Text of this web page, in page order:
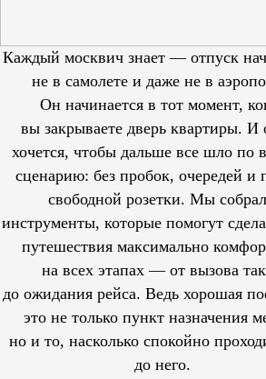
Каждый москвич знает — отпуск
не в самолете и даже не в
Он начинается в тот момент,
вы закрываете дверь квартиры. И
хочется, чтобы дальше все шло по
сценарию: без пробок, очередей и
свободной розетки. Мы
инструменты, которые помогут
путешествия максимально
на всех этапах — от вызова
до ожидания рейса. Ведь хорошая
это не только пункт назначения
но и то, насколько спокойно
до него.